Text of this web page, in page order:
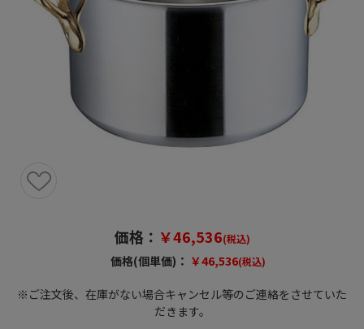
価格： ￥46,536(税込)
価格(個単価)： ￥46,536(税込)
※ご注文後、在庫がない場合キャンセル等のご連絡をさせていた
だきます。